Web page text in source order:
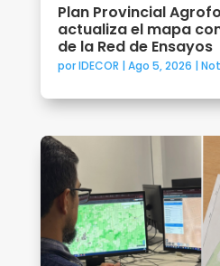
Plan Provincial
actualiza el mapa
de la Red de Ensayos
porIDECOR | Ago 5, 2026 |